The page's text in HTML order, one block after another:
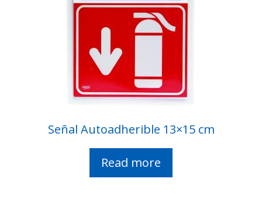
Señal Autoadherible 13×15 cm
Read more